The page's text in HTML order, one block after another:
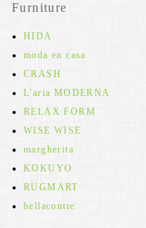
Furniture
HIDA
moda en casa
CRASH
L'aria MODERNA
RELAX FORM
WISE WISE
margherita
KOKUYO
RUGMART
bellacontte